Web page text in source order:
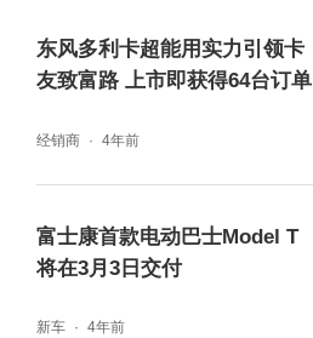
东风多利卡超能用实力引领卡
友致富路 上市即获得64台订单
经销商 4年前
富士康首款电动巴士Model T
将在3月3日交付
新车 4年前